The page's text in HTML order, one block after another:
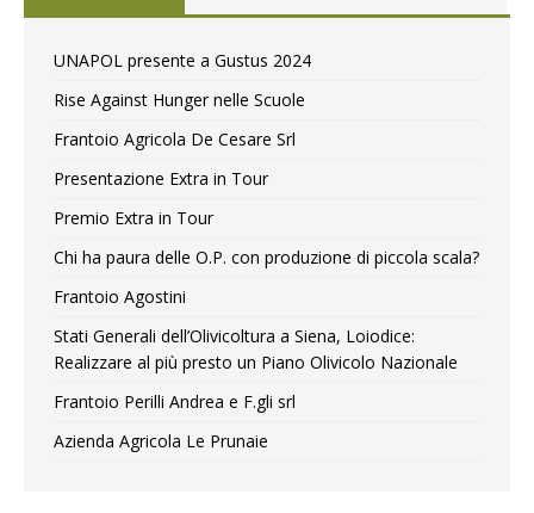
UNAPOL presente a Gustus 2024
Rise Against Hunger nelle Scuole
Frantoio Agricola De Cesare Srl
Presentazione Extra in Tour
Premio Extra in Tour
Chi ha paura delle O.P. con produzione di piccola scala?
Frantoio Agostini
Stati Generali dell’Olivicoltura a Siena, Loiodice:
Realizzare al più presto un Piano Olivicolo Nazionale
Frantoio Perilli Andrea e F.gli srl
Azienda Agricola Le Prunaie